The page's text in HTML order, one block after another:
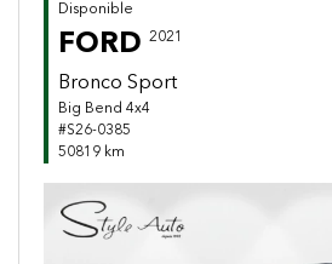
Disponible
FORD 2021
Bronco Sport
Big Bend 4x4
#S26-0385
50819 km